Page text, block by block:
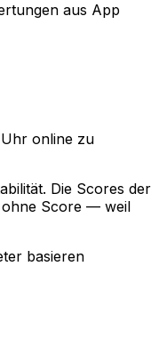
aus App
online zu
Die Scores der
ohne Score — weil
basieren